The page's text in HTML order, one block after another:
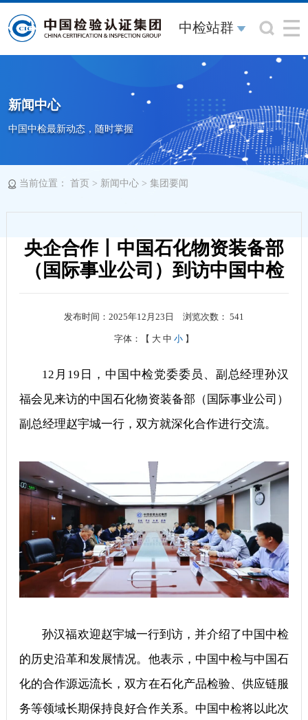
中检站群
新闻中心
中国中检最新动态，随时掌握
当前位置： 首页> 新闻中心> 集团要闻
央企合作丨中国石化物资装备部
（国际事业公司）到访中国中检
发布时间：2025年12月23日 浏览次数：541
字体：【 大 中 小 】
12月19日，中国中检党委委员、副总经理孙汉
福会见来访的中国石化物资装备部（国际事业公司）
副总经理赵宇城一行，双方就深化合作进行交流。
孙汉福欢迎赵宇城一行到访，并介绍了中国中检
的历史沿革和发展情况。他表示，中国中检与中国石
化的合作源远流长，双方在石化产品检验、供应链服
务等领域长期保持良好合作关系。中国中检将以此次